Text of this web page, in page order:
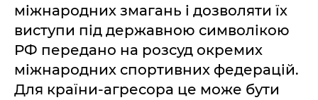
міжнародних змагань і дозволяти їх
виступи під державною символікою
РФ передано на розсуд окремих
міжнародних спортивних федерацій.
Для країни-агресора це може бути